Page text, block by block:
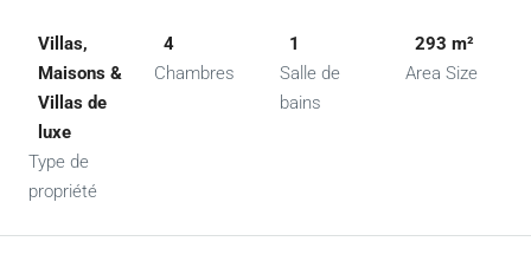
Villas,
Maisons &
Villas de
luxe
Type de
propriété
4
Chambres
1
Salle de
bains
293 m²
Area Size